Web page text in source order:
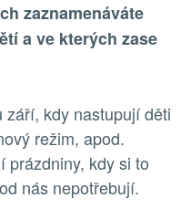
zaznamenáváte
a ve kterých zase
kdy nastupují děti
režim, apod.
prázdniny, kdy si to
nás nepotřebují.